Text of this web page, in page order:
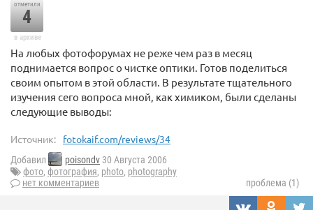
отметили
4
в архиве
На любых фотофорумах не реже чем раз в месяц
поднимается вопрос о чистке оптики. Готов поделиться
своим опытом в этой области. В результате тщательного
изучения сего вопроса мной, как химиком, были сделаны
следующие выводы:
Источник: fotokaif.com/reviews/34
Добавил poisondv 30 Августа 2006
фото, фотография, photo, photography
нет комментариев
проблема (1)